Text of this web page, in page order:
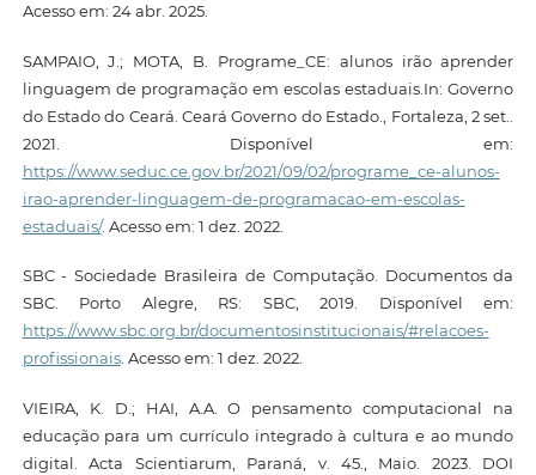
Acesso em: 24 abr. 2025.
SAMPAIO, J.; MOTA, B. Programe_CE: alunos irão aprender
linguagem de programação em escolas estaduais.In: Governo
do Estado do Ceará. Ceará Governo do Estado., Fortaleza, 2 set..
2021. Disponível em:
https://www.seduc.ce.gov.br/2021/09/02/programe_ce-alunos-
irao-aprender-linguagem-de-programacao-em-escolas-
estaduais/. Acesso em: 1 dez. 2022.
SBC - Sociedade Brasileira de Computação. Documentos da
SBC. Porto Alegre, RS: SBC, 2019. Disponível em:
https://www.sbc.org.br/documentosinstitucionais/#relacoes-
profissionais. Acesso em: 1 dez. 2022.
VIEIRA, K. D.; HAI, A.A. O pensamento computacional na
educação para um currículo integrado à cultura e ao mundo
digital. Acta Scientiarum, Paraná, v. 45., Maio. 2023. DOI